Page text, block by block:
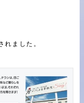
れました。